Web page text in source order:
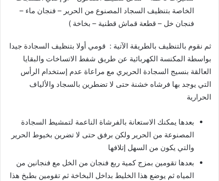
الخاصة بتنظيف السجاد المصنوع من الحرير – فنجان ماء –
فنجان خل – قطعة قماش قطنية – بخاخة )
ثم نقوم بالتنظيف بالطريقة الآتية : قومي أولا بتنظيف السجادة جيدا
بواسطة المكنسة الكهربائية عن طريق شفط الاتساخات والبقايا
العالقة بنسيج السجادة الحريري مع مراعاة عدم إستخدام الرأس
التي يوجد بها فرشاه خشنة حتى لا تضطرين بالسجاد والألياف
الحرارية
بعدها يمكنك الاستعانة بالفرشاة الناعمة لتمشيط السجادة
المصنوعة من الحرير ولكن برفق حتى لا تضرين بخيوط الحرير
والتي يكون من السهل إتلافها
بعدها تقومين بمزج كمية ربع فنجان من الخل مع فنجانين من
المياه ثم يوضع هذا الخليط بداخل البخاخة ثم تقومين بطبخ هذا